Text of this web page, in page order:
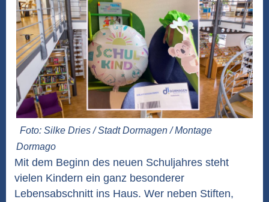
Foto: Silke Dries / Stadt Dormagen / Montage
Dormago
Mit dem Beginn des neuen Schuljahres steht
vielen Kindern ein ganz besonderer
Lebensabschnitt ins Haus. Wer neben Stiften,